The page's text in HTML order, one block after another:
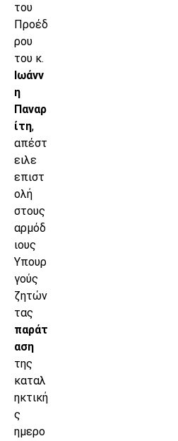
του
Προέδ
ρου
του κ.
Ιωάνν
η
Παναρ
ίτη,
απέστ
ειλε
επιστ
ολή
στους
αρμόδ
ιους
Υπουρ
γούς
ζητών
τας
παράτ
αση
της
καταλ
ηκτική
ς
ημερο